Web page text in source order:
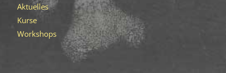
Aktuelles
Kurse
Workshops